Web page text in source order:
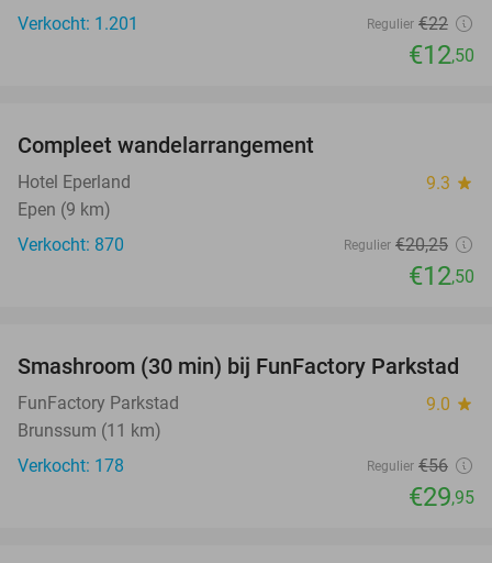
Verkocht: 1.201
Regulier €22
€12,50
Compleet wandelarrangement
Hotel Eperland 9.3 star
Epen (9 km)
Verkocht: 870
Regulier €20,25
€12,50
47%
Smashroom (30 min) bij FunFactory Parkstad
FunFactory Parkstad 9.0 star
Brunssum (11 km)
Verkocht: 178
Regulier €56
€29,95